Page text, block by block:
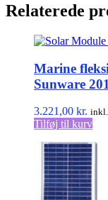
Relaterede
Marine
Sunware
3.221,00 kr. inkl.
Tilføj til kurv